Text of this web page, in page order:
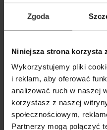
Zgoda
Niniejsza strona korzysta
Wykorzystujemy pliki
i reklam, aby oferować
analizować ruch w naszej
korzystasz z naszej
społecznościowym,
Partnerzy mogą połączyć